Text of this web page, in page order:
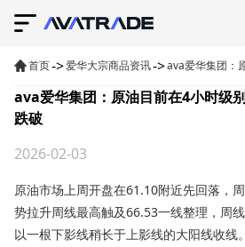
首页->爱华大宗商品资讯->ava爱华集团：
ava爱华集团：原油目前在4小时级
跌破
2026-02-03
原油市场上周开盘在61.10附近先回落，
势拉升周线最高触及66.53一线整理，周
以一根下影线稍长于上影线的大阳线收线